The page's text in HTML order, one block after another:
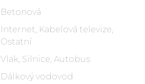
Betonová
Internet, Kabelová televize,
Ostatní
Vlak, Silnice, Autobus
Dálkový vodovod